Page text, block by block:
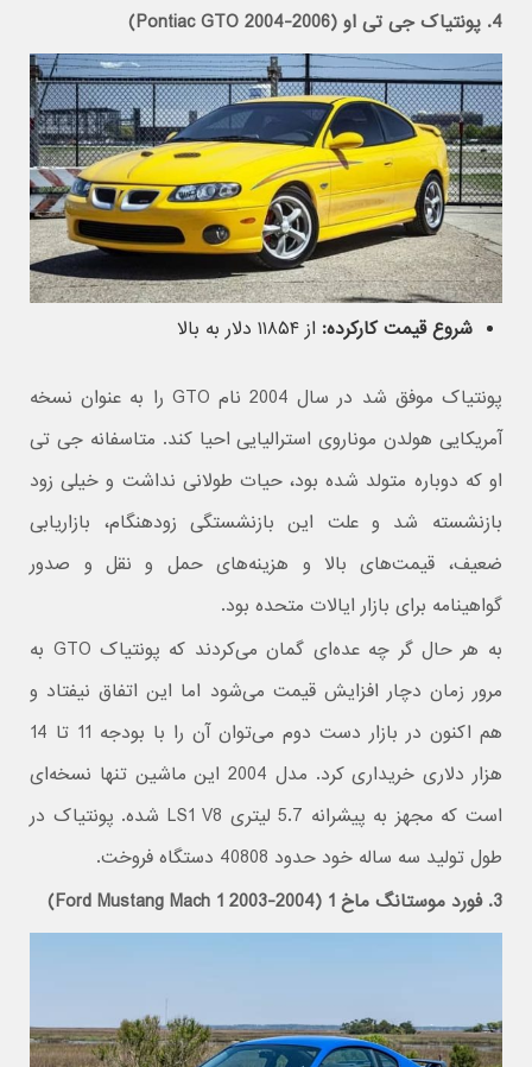
4. پونتیاک جی تی او (Pontiac GTO 2004-2006)
شروع قیمت کارکرده: از ۱۱۸۵۴ دلار به بالا
پونتیاک موفق شد در سال 2004 نام GTO را به عنوان نسخه
آمریکایی هولدن موناروی استرالیایی احیا کند. متاسفانه جی تی
او که دوباره متولد شده بود، حیات طولانی نداشت و خیلی زود
بازنشسته شد و علت این بازنشستگی زودهنگام، بازاریابی
ضعیف، قیمت‌های بالا و هزینه‌های حمل و نقل و صدور
گواهینامه برای بازار ایالات متحده بود.
به هر حال گر چه عده‌ای گمان می‌کردند که پونتیاک GTO به
مرور زمان دچار افزایش قیمت می‌شود اما این اتفاق نیفتاد و
هم اکنون در بازار دست دوم می‌توان آن را با بودجه 11 تا 14
هزار دلاری خریداری کرد. مدل 2004 این ماشین تنها نسخه‌ای
است که مجهز به پیشرانه 5.7 لیتری LS1 V8 شده. پونتیاک در
طول تولید سه ساله خود حدود 40808 دستگاه فروخت.
3. فورد موستانگ ماخ 1 (Ford Mustang Mach 1 2003-2004)